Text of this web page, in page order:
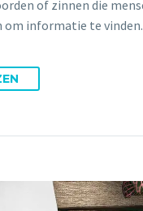
of zinnen die
om informatie te vinden.